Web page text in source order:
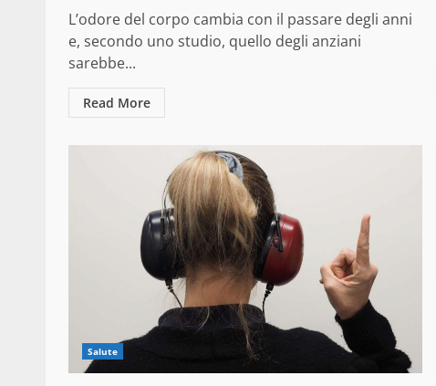
L’odore del corpo cambia con il passare degli anni
e, secondo uno studio, quello degli anziani
sarebbe...
Read More
Salute